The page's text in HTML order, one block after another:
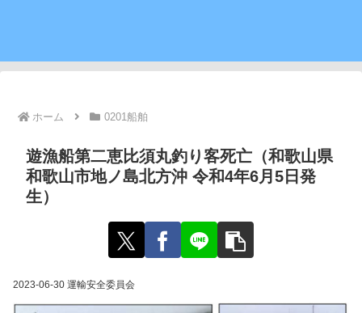
ホーム 0201船舶
遊漁船第二恵比須丸釣り客死亡（和歌山県
和歌山市地ノ島北方沖 令和4年6月5日発
生）
2023-06-30 運輸安全委員会